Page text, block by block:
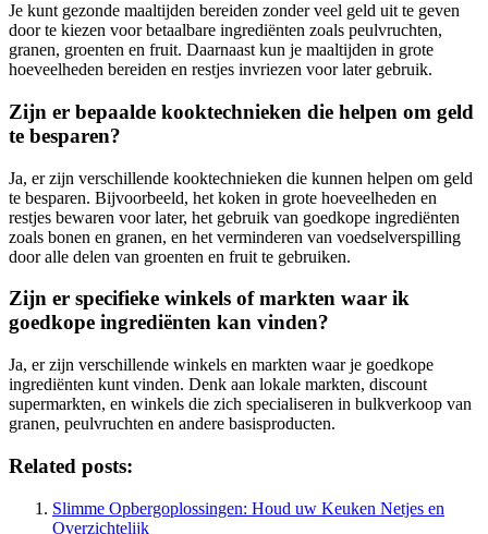
Je kunt gezonde maaltijden bereiden zonder veel geld uit te geven
door te kiezen voor betaalbare ingrediënten zoals peulvruchten,
granen, groenten en fruit. Daarnaast kun je maaltijden in grote
hoeveelheden bereiden en restjes invriezen voor later gebruik.
Zijn er bepaalde kooktechnieken die helpen om geld
te besparen?
Ja, er zijn verschillende kooktechnieken die kunnen helpen om geld
te besparen. Bijvoorbeeld, het koken in grote hoeveelheden en
restjes bewaren voor later, het gebruik van goedkope ingrediënten
zoals bonen en granen, en het verminderen van voedselverspilling
door alle delen van groenten en fruit te gebruiken.
Zijn er specifieke winkels of markten waar ik
goedkope ingrediënten kan vinden?
Ja, er zijn verschillende winkels en markten waar je goedkope
ingrediënten kunt vinden. Denk aan lokale markten, discount
supermarkten, en winkels die zich specialiseren in bulkverkoop van
granen, peulvruchten en andere basisproducten.
Related posts:
Slimme Opbergoplossingen: Houd uw Keuken Netjes en
Overzichtelijk